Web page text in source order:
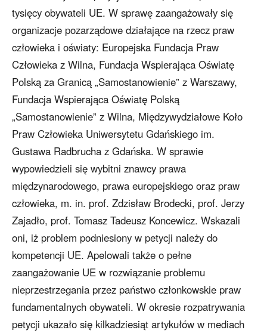
tysięcy obywateli UE. W sprawę zaangażowały się
organizacje pozarządowe działające na rzecz praw
człowieka i oświaty: Europejska Fundacja Praw
Człowieka z Wilna, Fundacja Wspierająca Oświatę
Polską za Granicą „Samostanowienie” z Warszawy,
Fundacja Wspierająca Oświatę Polską
„Samostanowienie” z Wilna, Międzywydziałowe Koło
Praw Człowieka Uniwersytetu Gdańskiego im.
Gustawa Radbrucha z Gdańska. W sprawie
wypowiedzieli się wybitni znawcy prawa
międzynarodowego, prawa europejskiego oraz praw
człowieka, m. in. prof. Zdzisław Brodecki, prof. Jerzy
Zajadło, prof. Tomasz Tadeusz Koncewicz. Wskazali
oni, iż problem podniesiony w petycji należy do
kompetencji UE. Apelowali także o pełne
zaangażowanie UE w rozwiązanie problemu
nieprzestrzegania przez państwo członkowskie praw
fundamentalnych obywateli. W okresie rozpatrywania
petycji ukazało się kilkadziesiąt artykułów w mediach